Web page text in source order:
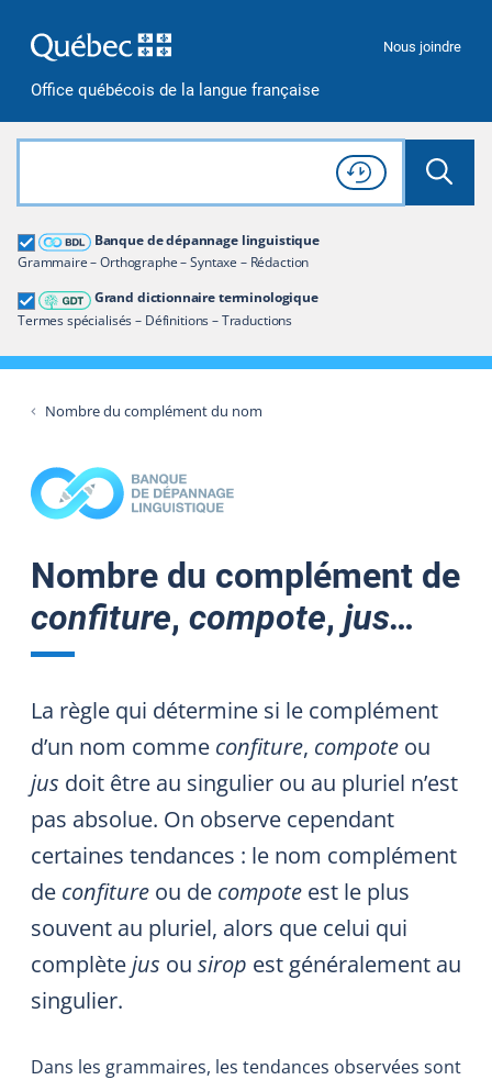
Office québécois de la langue française
Nous joindre
Rechercher dans tout le site
Lancer
Consulter l'
Historique
de recherche
Banque de dépannage linguistique
Grammaire – Orthographe – Syntaxe – Rédaction
Grand dictionnaire terminologique
Termes spécialisés – Définitions – Traductions
Grand dictionnaire terminologique
Restreindre aux termes
Nombre du complément du nom
Nombre du complément de
confiture, compote, jus…
La règle qui détermine si le complément
d’un nom comme confiture, compote ou
jus doit être au singulier ou au pluriel n’est
pas absolue. On observe cependant
certaines tendances : le nom complément
de confiture ou de compote est le plus
souvent au pluriel, alors que celui qui
complètejus ou sirop est généralement au
singulier.
Dans les grammaires, les tendances observées sont